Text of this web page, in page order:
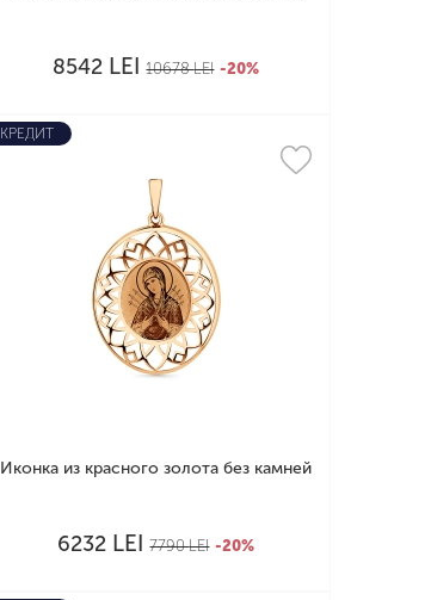
8542 LEI 10678LEI -20%
КРЕДИТ
Иконка из красного золота без камней
6232 LEI 7790LEI -20%